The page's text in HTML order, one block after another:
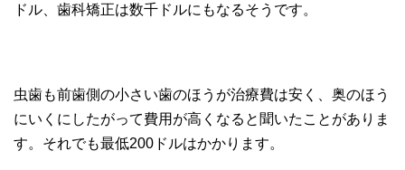
ドル、歯科矯正は数千ドルにもなるそうです。
虫歯も前歯側の小さい歯のほうが治療費は安く、奥のほう
にいくにしたがって費用が高くなると聞いたことがありま
す。それでも最低200ドルはかかります。